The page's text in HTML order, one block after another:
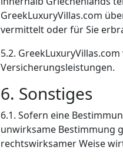
GreekLuxuryVillas.com
vermittelt oder für Sie
5.2.
Versicherungsleistungen.
6. Sonstiges
6.1. Sofern eine
unwirksame Bestimmung
rechtswirksamer Weise